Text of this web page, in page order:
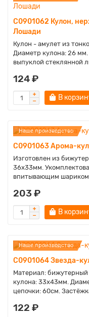
C0901062 Кулон,
Лошади
Кулон - амулет из
Диаметр кулона: 26
выпуклой стеклянной
124 ₽
В
Наше производство
C0901063 Арома-
Изготовлен из
36х33мм.
впитывающим
203 ₽
В
Наше производство
C0901064 Звезда-
Материал: бижутерный
кулона: 33х43мм.
цепочки: 60см.
122 ₽